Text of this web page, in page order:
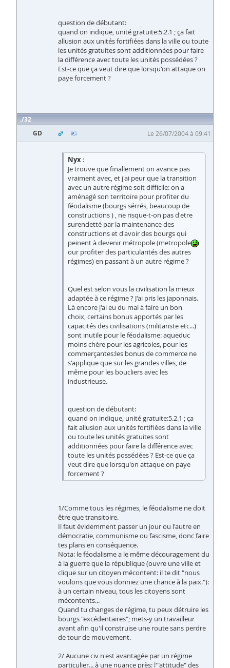
question de débutant:
quand on indique, unité gratuite:5.2.1 ; ça fait
allusion aux unités fortifiées dans la ville ou toute
les unités gratuites sont additionnées pour faire
la différence avec toute les unités possédées ?
Est-ce que ça veut dire que lorsqu'on attaque on
paye forcement ?
32
GD
Le 26/07/2004 à 09:41
Nyx :
Je trouve que finallement on avance pas
vraiment avec, et j'ai peur que la transition
avec un autre régime soit difficile: on a
aménagé son territoire pour profiter du
féodalisme (bourgs sérrés, beaucoup de
constructions ) , ne risque-t-on pas d'etre
surendetté par la maintenance des
constructions et d'avoir des bourgs qui
peinent à devenir métropole (metropole
our profiter des particularités des autres
régimes) en passant à un autre régime ?
Quel est selon vous la civilisation la mieux
adaptée à ce régime ? J'ai pris les japonnais.
Là encore j'ai eu du mal à faire un bon
choix, certains bonus apportés par les
capacités des civilisations (militariste etc...)
sont inutile pour le féodalisme: aqueduc
moins chère pour les agricoles, pour les
commerçantes:les bonus de commerce ne
s'applique que sur les grandes villes, de
même pour les boucliers avec les
industrieuse.
question de débutant:
quand on indique, unité gratuite:5.2.1 ; ça
fait allusion aux unités fortifiées dans la ville
ou toute les unités gratuites sont
additionnées pour faire la différence avec
toute les unités possédées ? Est-ce que ça
veut dire que lorsqu'on attaque on paye
forcement ?
1/Comme tous les régimes, le féodalisme ne doit
être que transitoire.
Il faut évidemment passer un jour ou l'autre en
démocratie, communisme ou fascisme, donc faire
tes plans en conséquence.
Nota: le féodalisme a le même découragement du
à la guerre que la république (ouvre une ville et
clique sur un citoyen mécontent: il te dit "nous
voulons que vous donniez une chance à la paix."):
à un certain niveau, tous les citoyens sont
mécontents...
Quand tu changes de régime, tu peux détruire les
bourgs "excédentaires"; mets-y un travailleur
avant afin qu'il construise une route sans perdre
de tour de mouvement.
2/ Aucune civ n'est avantagée par un régime
particulier... à une nuance près: l'"attitude" des